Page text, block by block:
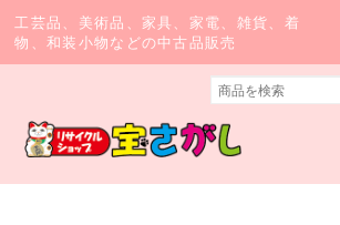
工芸品、美術品、家具、家電、雑貨、着
物、和装小物などの中古品販売